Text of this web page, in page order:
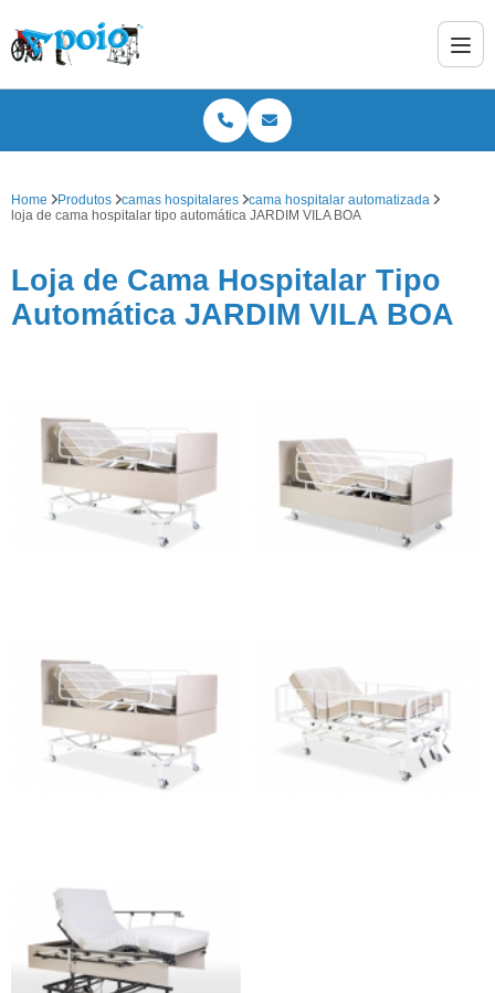
Home Produtos camas hospitalares
cama hospitalar automatizada
loja de cama hospitalar tipo automática JARDIM VILA BOA
Loja de Cama Hospitalar Tipo
Automática JARDIM VILA BOA